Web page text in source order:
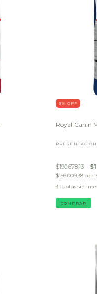
9% OFF
Royal Canin
$190.678,13
$156.009,38 con
3 cuotas sin
COMPRAR